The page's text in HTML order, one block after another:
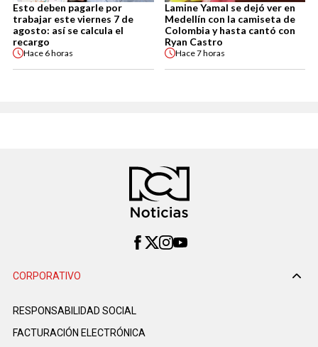
Esto deben pagarle por
trabajar este viernes 7 de
agosto: así se calcula el
recargo
Hace 6 horas
Lamine Yamal se dejó ver en
Medellín con la camiseta de
Colombia y hasta cantó con
Ryan Castro
Hace7 horas
CORPORATIVO
RESPONSABILIDAD SOCIAL
FACTURACIÓN ELECTRÓNICA